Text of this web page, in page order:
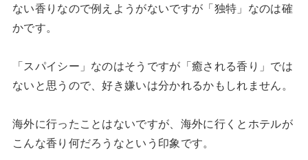
ない香りなので例えようがないですが「独特」なのは確
かです。
「スパイシー」なのはそうですが「癒される香り」では
ないと思うので、好き嫌いは分かれるかもしれません。
海外に行ったことはないですが、海外に行くとホテルが
こんな香り何だろうなという印象です。